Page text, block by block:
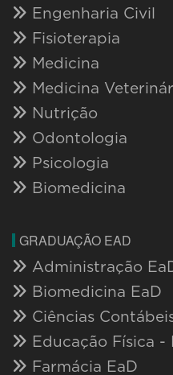
Engenharia Civil
Fisioterapia
Medicina
Medicina
Nutrição
Odontologia
Psicologia
Biomedicina
GRADUAÇÃO EAD
Administração
Biomedicina EaD
Ciências
Educação Física -
Farmácia EaD